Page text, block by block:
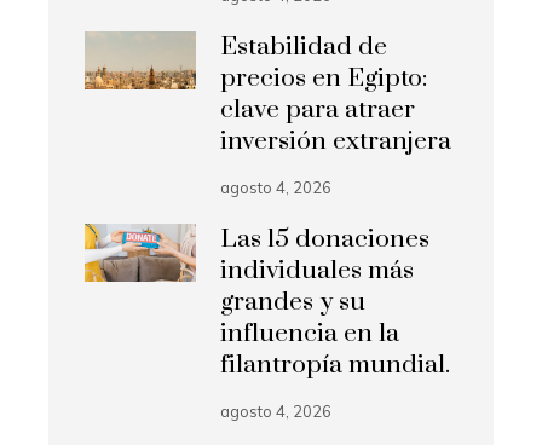
Estabilidad de
precios en Egipto:
clave para atraer
inversión extranjera
agosto 4, 2026
Las 15 donaciones
individuales más
grandes y su
influencia en la
filantropía mundial.
agosto 4, 2026